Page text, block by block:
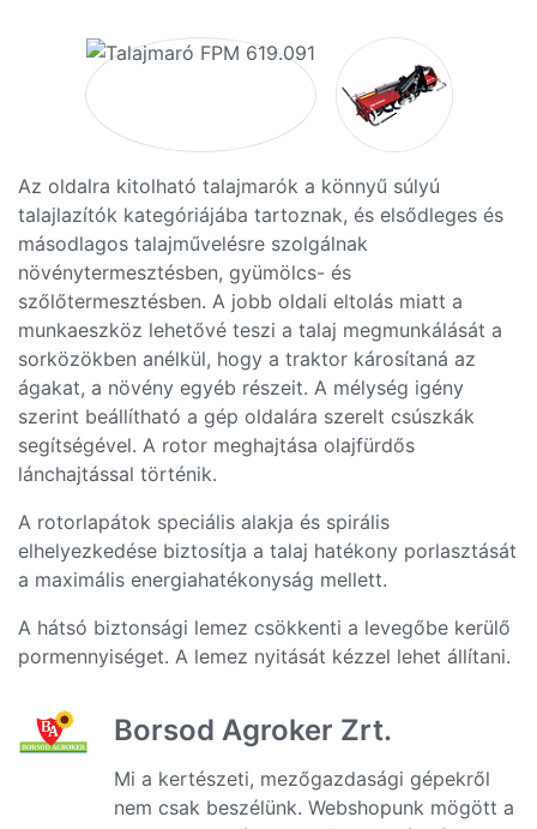
Az oldalra kitolható talajmarók a könnyű súlyú
talajlazítók kategóriájába tartoznak, és elsődleges és
másodlagos talajművelésre szolgálnak
növénytermesztésben, gyümölcs- és
szőlőtermesztésben. A jobb oldali eltolás miatt a
munkaeszköz lehetővé teszi a talaj megmunkálását a
sorközökben anélkül, hogy a traktor károsítaná az
ágakat, a növény egyéb részeit. A mélység igény
szerint beállítható a gép oldalára szerelt csúszkák
segítségével. A rotor meghajtása olajfürdős
lánchajtással történik.
A rotorlapátok speciális alakja és spirális
elhelyezkedése biztosítja a talaj hatékony porlasztását
a maximális energiahatékonyság mellett.
A hátsó biztonsági lemez csökkenti a levegőbe kerülő
pormennyiséget. A lemez nyitását kézzel lehet állítani.
Borsod Agroker Zrt.
Mi a kertészeti, mezőgazdasági gépekről
nem csak beszélünk. Webshopunk mögött a